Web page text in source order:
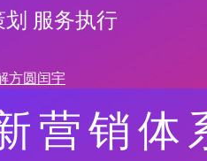
服务执行
方圆闰宇
营销体